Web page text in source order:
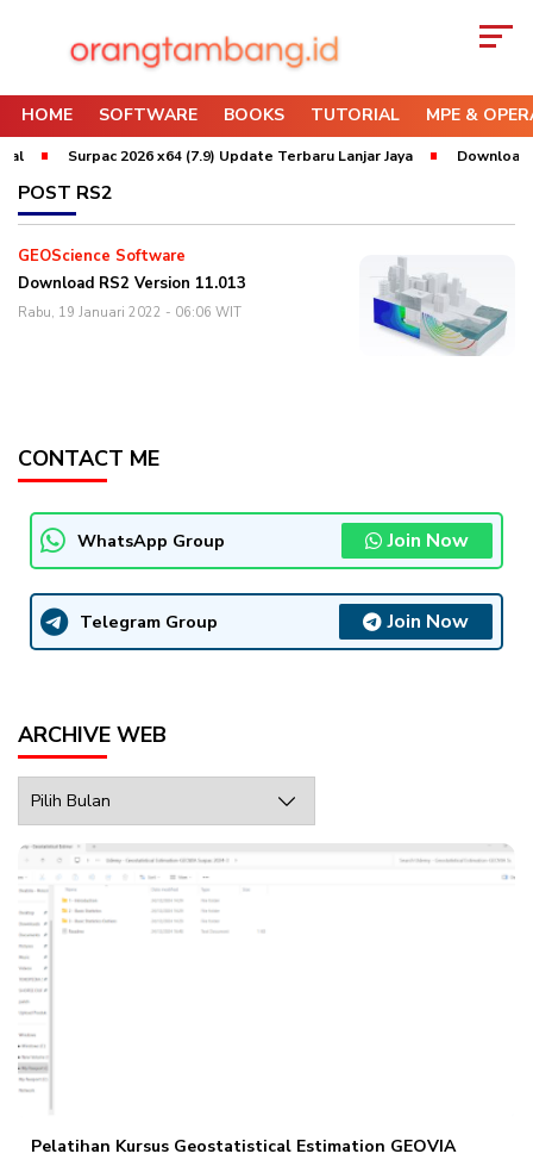
HOME SOFTWARE BOOKS TUTORIAL MPE &
Surpac 2026 x64 (7.9) Update Terbaru Lanjar Jaya Download
POST RS2
GEOScience Software
Download RS2 Version 11.013
Rabu, 19 Januari 2022 - 06:06 WIT
CONTACT ME
WhatsApp Group Join Now
Telegram Group Join Now
ARCHIVE WEB
Web
Pelatihan Kursus Geostatistical Estimation GEOVIA